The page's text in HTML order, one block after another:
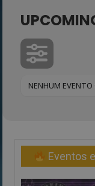
NENHUM
Eventos